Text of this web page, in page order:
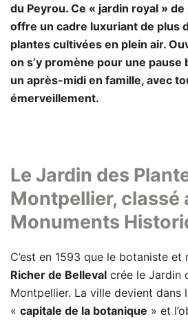
du Peyrou. Ce « jardin royal »
offre un cadre luxuriant de plus
plantes cultivées en plein air.
on s’y promène pour une pause
un après-midi en famille, avec
émerveillement.
Le Jardin des
Montpellier, classé
Monuments
C’est en 1593 que le botaniste et
Richer de Belleval crée le Jardin
Montpellier. La ville devient dans
« capitale de la botanique » et